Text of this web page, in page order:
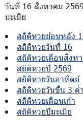
วันที่ 16 สิงหาคม
มะเมีย
สถิติหวยย้อนหลัง
สถิติหวยวันที่ 16
สถิติหวยเดือนสิงห
สถิติหวยปี 2569
สถิติหวยวันอาทิตย์
สถิติหวยวันขึ้น 3 ค่ำ
สถิติหวยเดือนเก้า
สถิติหวยปีมะเมีย